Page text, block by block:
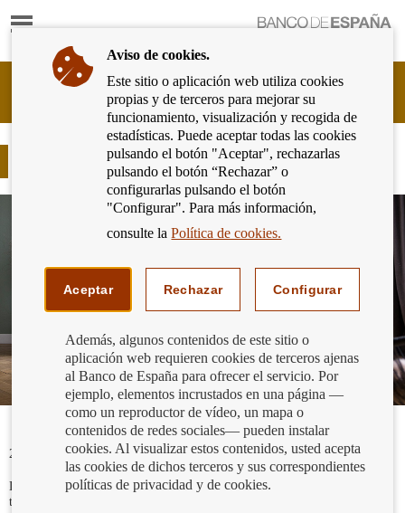
Mostrar
Ir
página
de
inicio
del
Banco
de
España
Cliente
Bancario
Banco
España
Eurosistema,
Opera desde casa de forma segura
20/03/2020
Durante estos días de cuarentena es prudente utilizar los servicios online de
tu banco para gestionar tus asuntos financieros como medida de
Aviso de cookies.
Este sitio o aplicación web utiliza cookies
propias y de terceros para mejorar su
funcionamiento, visualización y recogida de
estadísticas. Puede aceptar todas las cookies
pulsando el botón "Aceptar", rechazarlas
pulsando el botón “Rechazar” o
configurarlas pulsando el botón
"Configurar". Para más información,
consulte laPolítica de cookies.
Aceptar Rechazar Configurar
Además, algunos contenidos de este sitio o
aplicación web requieren cookies de terceros ajenas
al Banco de España para ofrecer el servicio. Por
ejemplo, elementos incrustados en una página —
como un reproductor de vídeo, un mapa o
contenidos de redes sociales— pueden instalar
cookies. Al visualizar estos contenidos, usted acepta
las cookies de dichos terceros y sus correspondientes
políticas de privacidad y de cookies.